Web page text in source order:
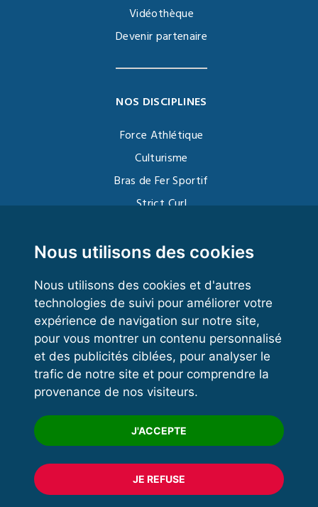
Nous utilisons des cookies
Nous utilisons des cookies et d'autres
technologies de suivi pour améliorer votre
expérience de navigation sur notre site,
pour vous montrer un contenu personnalisé
et des publicités ciblées, pour analyser le
trafic de notre site et pour comprendre la
provenance de nos visiteurs.
J'ACCEPTE
JE REFUSE
Vidéothèque
Devenir partenaire
NOS DISCIPLINES
Force Athlétique
Culturisme
Bras de Fer Sportif
Strict Curl
Kettlebell
VOS ESPACES
Espace dirigeant
Espace licencié
Trouver un club
Formation
© 2020 FFFORCE Tous droits réservés